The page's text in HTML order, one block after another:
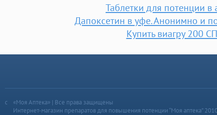
Таблетки для потенции в
Дапоксетин в уфе. Анонимно и
Купить виагру 200
«Моя Аптека» | Все права защищены
Интернет-магазин препаратов для повышения потенции “Моя аптека”